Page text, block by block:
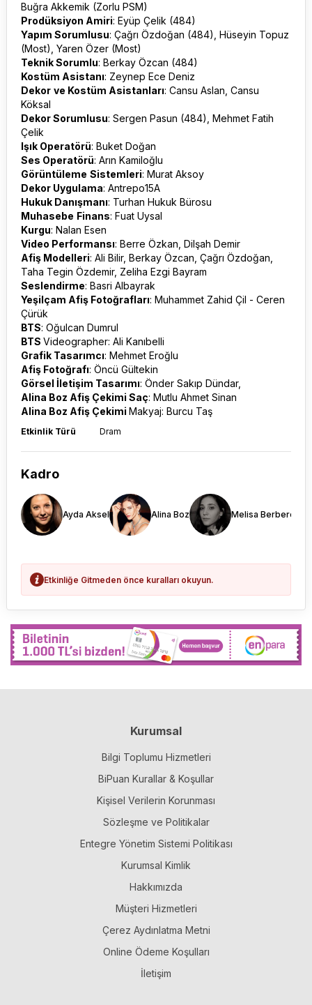
Buğra Akkemik (Zorlu PSM)
Prodüksiyon Amiri: Eyüp Çelik (484)
Yapım Sorumlusu: Çağrı Özdoğan (484), Hüseyin Topuz
(Most), Yaren Özer (Most)
Teknik Sorumlu: Berkay Özcan (484)
Kostüm Asistanı: Zeynep Ece Deniz
Dekor ve Kostüm Asistanları: Cansu Aslan, Cansu
Köksal
Dekor Sorumlusu: Sergen Pasun (484), Mehmet Fatih
Çelik
Işık Operatörü: Buket Doğan
Ses Operatörü: Arın Kamiloğlu
Görüntüleme Sistemleri: Murat Aksoy
Dekor Uygulama: Antrepo15A
Hukuk Danışmanı: Turhan Hukuk Bürosu
Muhasebe Finans: Fuat Uysal
Kurgu: Nalan Esen
Video Performansı: Berre Özkan, Dilşah Demir
Afiş Modelleri: Ali Bilir, Berkay Özcan, Çağrı Özdoğan,
Taha Tegin Özdemir, Zeliha Ezgi Bayram
Seslendirme: Basri Albayrak
Yeşilçam Afiş Fotoğrafları: Muhammet Zahid Çil - Ceren
Çürük
BTS: Oğulcan Dumrul
BTS Videographer: Ali Kanıbelli
Grafik Tasarımcı: Mehmet Eroğlu
Afiş Fotoğrafı: Öncü Gültekin
Görsel İletişim Tasarımı: Önder Sakıp Dündar,
Alina Boz Afiş Çekimi Saç: Mutlu Ahmet Sinan
Alina Boz Afiş Çekimi Makyaj: Burcu Taş
Etkinlik Türü Dram
Kadro
Ayda Aksel Alina Boz Melisa Berberoğlu
Etkinliğe Gitmeden önce kuralları okuyun.
Kurumsal
Bilgi Toplumu Hizmetleri
BiPuan Kurallar & Koşullar
Kişisel Verilerin Korunması
Sözleşme ve Politikalar
Entegre Yönetim Sistemi Politikası
Kurumsal Kimlik
Hakkımızda
Müşteri Hizmetleri
Çerez Aydınlatma Metni
Online Ödeme Koşulları
İletişim